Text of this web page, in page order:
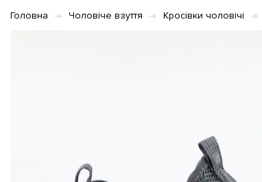
Головна Чоловіче взуття Кросівки чоловічі